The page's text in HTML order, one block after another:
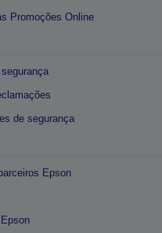
Promoções Online
de segurança
Epson